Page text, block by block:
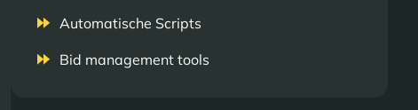
Automatische Scripts
Bid management tools